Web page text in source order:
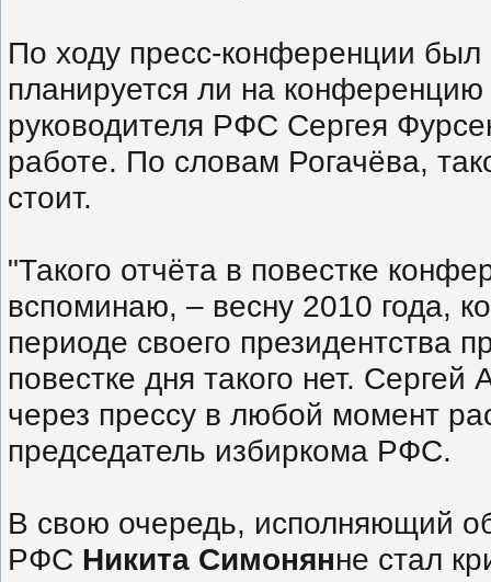
По ходу пресс-конференции был
планируется ли на
руководителя РФС Сергея
работе. По словам Рогачёва,
стоит.
"Такого отчёта в повестке
вспоминаю, – весну 2010 года,
периоде своего президентства
повестке дня такого нет.
через прессу в любой момент
председатель избиркома РФС.
В свою очередь, исполняющий
РФС Никита Симонянне стал